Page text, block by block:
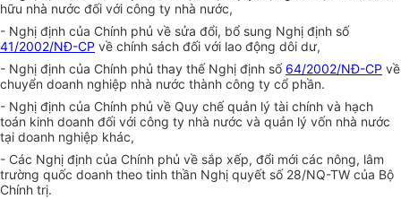
hữu nhà nước đối với công ty nhà nước,
- Nghị định của Chính phủ về sửa đổi, bổ sung Nghị định số
41/2002/NĐ-CP về chính sách đối với lao động dôi dư,
- Nghị định của Chính phủ thay thế Nghị định số 64/2002/NĐ-CP về
chuyển doanh nghiệp nhà nước thành công ty cổ phần.
- Nghị định của Chính phủ về Quy chế quản lý tài chính và hạch
toán kinh doanh đối với công ty nhà nước và quản lý vốn nhà nước
tại doanh nghiệp khác,
- Các Nghị định của Chính phủ về sắp xếp, đổi mới các nông, lâm
trường quốc doanh theo tinh thần Nghị quyết số 28/NQ-TW của Bộ
Chính trị.